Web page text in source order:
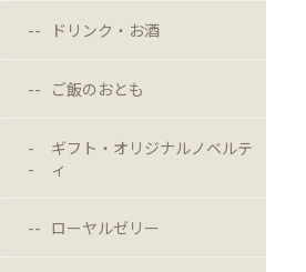
ドリンク・お酒
ご飯のおとも
ギフト・オリジナルノベルテ
ィ
ローヤルゼリー